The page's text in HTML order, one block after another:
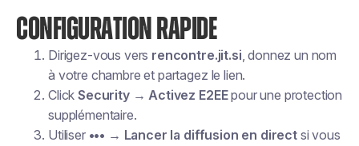
CONFIGURATION RAPIDE
Dirigez-vous vers rencontre.jit.si, donnez un nom
à votre chambre et partagez le lien.
ClickSecurity → Activez E2EEpour une protection
supplémentaire.
Utiliser ••• → Lancer la diffusion en directsi vous